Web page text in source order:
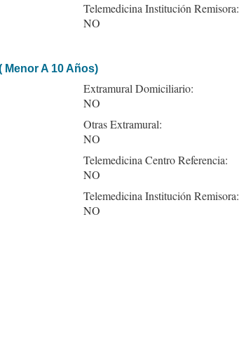
Telemedicina Institución Remisora:
NO
A 10 Años)
Extramural Domiciliario:
NO
Otras Extramural:
NO
Telemedicina Centro Referencia:
NO
Telemedicina Institución Remisora:
NO